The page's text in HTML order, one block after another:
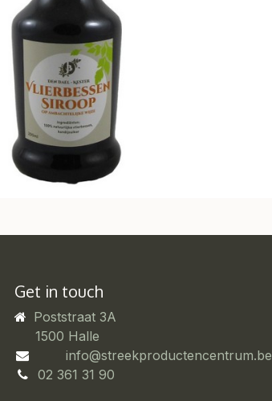
Get in touch
Poststraat 3A
​1500 Halle
info@streekproductencentrum.be
02 361 31 90